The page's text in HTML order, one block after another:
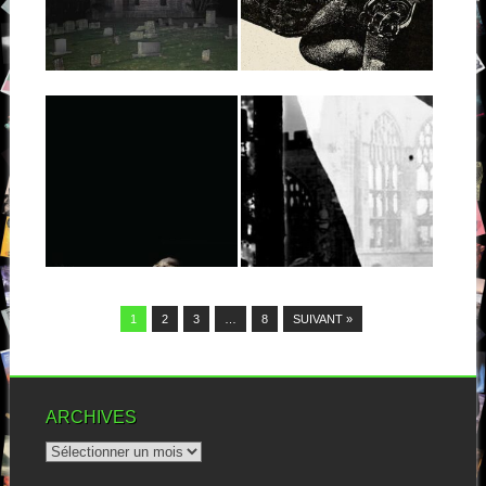
Petit dialogue de mes voix
intérieures en découvrant le
premier titre...
“Satanic scum punks”, moi
c’est une appellation qui me
parle. Bien...
09.04.25
WASTOID :
HYPERREALITY
DYSTOPIAN
NIGHTMARE
Wastoid est un acteur
respecté de la scène punk de
Charlotte....
1 2 3 8 SUIVANT »
ARCHIVES